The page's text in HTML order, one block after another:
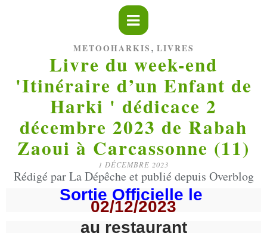
METOOHARKIS , LIVRES
Livre du week-end
'Itinéraire d’un Enfant de
Harki ' dédicace 2
décembre 2023 de Rabah
Zaoui à Carcassonne (11)
1 DÉCEMBRE 2023
Rédigé par La Dépêche et publié depuis Overblog
Sortie Officielle le
02/12/2023
au restaurant